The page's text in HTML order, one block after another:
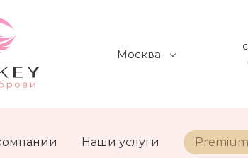
Москва
Наши услуги